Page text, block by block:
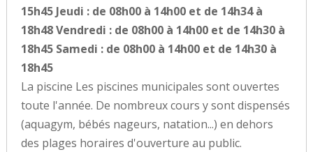
15h45 Jeudi : de 08h00 à 14h00 et de 14h34 à
18h48 Vendredi : de 08h00 à 14h00 et de 14h30 à
18h45 Samedi : de 08h00 à 14h00 et de 14h30 à
18h45
La piscine Les piscines municipales sont ouvertes
toute l'année. De nombreux cours y sont dispensés
(aquagym, bébés nageurs, natation...) en dehors
des plages horaires d'ouverture au public.